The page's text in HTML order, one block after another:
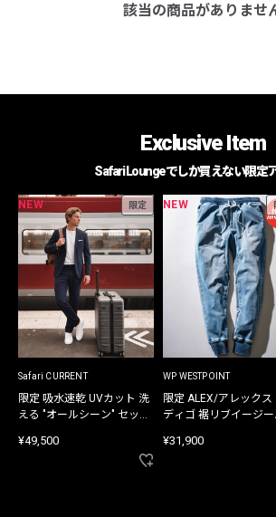
該当の商品がありませ
Exclusive Item
Safari Loungeでしか買えない限定
NEW 限定
Safari CURRENT
限定 吸水速乾 UVカット 洗
える "オールシーン" セット
¥49,500
NEW
WP WESTPOINT
限定 ALEX/アレックス
ディゴ 裾リブイージー
¥31,900